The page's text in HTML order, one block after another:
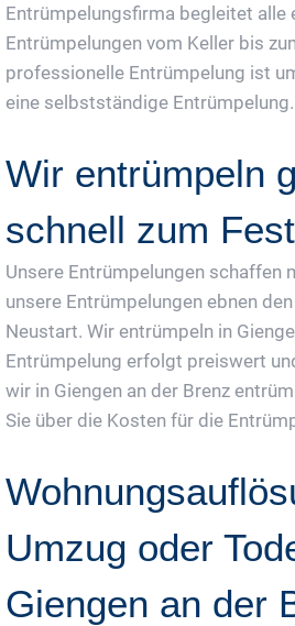
Entrümpelungsfirma begleitet alle
Entrümpelungen vom Keller bis
professionelle Entrümpelung ist
eine selbstständige Entrümpelung.
Wir entrümpeln
schnell zum
Unsere Entrümpelungen schaffen
unsere Entrümpelungen ebnen
Neustart. Wir entrümpeln in
Entrümpelung erfolgt preiswert
wir in Giengen an der Brenz
Sie über die Kosten für die
Umzug oder
Giengen an der